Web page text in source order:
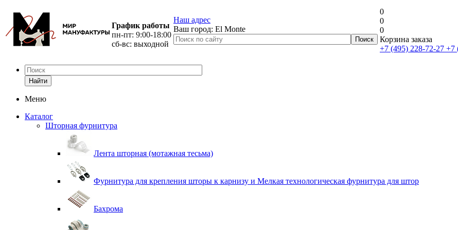
График работы
пн-пт: 9:00-18:00
сб-вс: выходной
Наш адрес
Ваш город: El Monte
0
0
0
Корзина заказа
+7 (495) 228-72-27 +7
Найти
Меню
Каталог
Шторная фурнитура
Лента шторная (мотажная тесьма)
Фурнитура для крепления шторы к карнизу и Мелкая технологическая фурнитура для штор
Бахрома